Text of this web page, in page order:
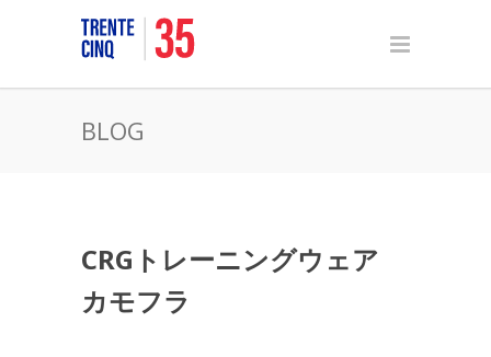
BLOG
CRGトレーニングウェア
カモフラ